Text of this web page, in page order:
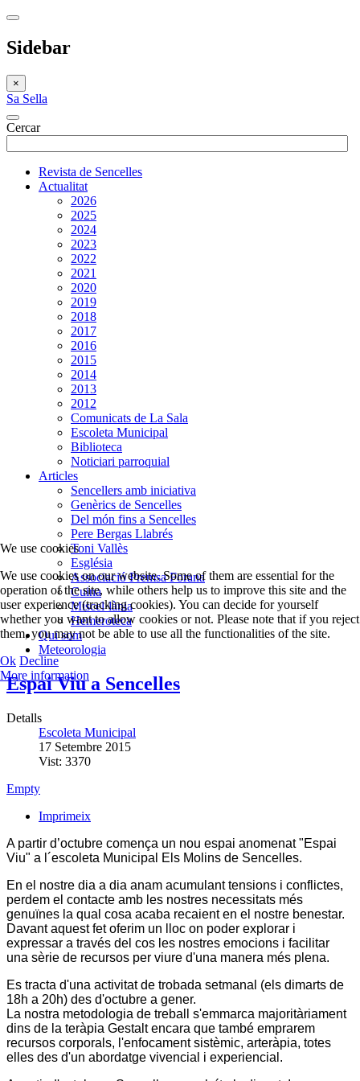
Sidebar
×
Sa Sella
Cercar
Revista de Sencelles
Actualitat
2026
2025
2024
2023
2022
2021
2020
2019
2018
2017
2016
2015
2014
2013
2012
Comunicats de La Sala
Escoleta Municipal
Biblioteca
Noticiari parroquial
Articles
Sencellers amb iniciativa
Genèrics de Sencelles
Del món fins a Sencelles
Pere Bergas Llabrés
Toni Vallès
Església
Associació Premsa Forana
Cuina
Miscel·lània
Hemeroteca
Qui som
Meteorologia
Espai Viu a Sencelles
Detalls
Escoleta Municipal
17 Setembre 2015
Vist: 3370
Empty
Imprimeix
A partir d’octubre comença un nou espai anomenat"Espai
Viu" a l´escoleta Municipal Els Molins de Sencelles.
En el nostre dia a dia anam acumulant tensions i conflictes,
perdem el contacte amb les nostres necessitats més
genuïnes la qual cosa acaba recaient en el nostre benestar.
Davant aquest fet oferim un lloc on poder explorar i
expressar a través del cos les nostres emocions i facilitar
una sèrie de recursos per viure d'una manera més plena.
Es tracta d'una activitat de trobada setmanal (els dimarts de
18h a 20h) des d'octubre a gener.
La nostra metodologia de treball s'emmarca majoritàriament
dins de la teràpia Gestalt encara que també emprarem
recursos corporals, l'enfocament sistèmic, arteràpia, totes
elles des d'un abordatge vivencial i experiencial.
We use cookies
We use cookies on our website. Some of them are essential for the
operation of the site, while others help us to improve this site and the
user experience (tracking cookies). You can decide for yourself
whether you want to allow cookies or not. Please note that if you reject
them, you may not be able to use all the functionalities of the site.
Ok Decline
More information